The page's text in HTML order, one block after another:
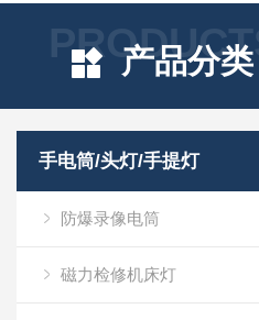
PRODUCTS
产品分类
手电筒/头灯/手提灯
防爆录像电筒
磁力检修机床灯